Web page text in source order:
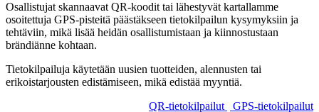
Osallistujat skannaavat QR-koodit tai lähestyvät kartallamme
osoitettuja GPS-pisteitä päästäkseen tietokilpailun kysymyksiin ja
tehtäviin, mikä lisää heidän osallistumistaan ja kiinnostustaan
brändiänne kohtaan.
Tietokilpailuja käytetään uusien tuotteiden, alennusten tai
erikoistarjousten edistämiseen, mikä edistää myyntiä.
QR-tietokilpailut
GPS-tietokilpailut